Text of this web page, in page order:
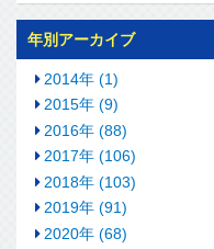
年別アーカイブ
2014年 (1)
2015年 (9)
2016年 (88)
2017年 (106)
2018年 (103)
2019年 (91)
2020年 (68)